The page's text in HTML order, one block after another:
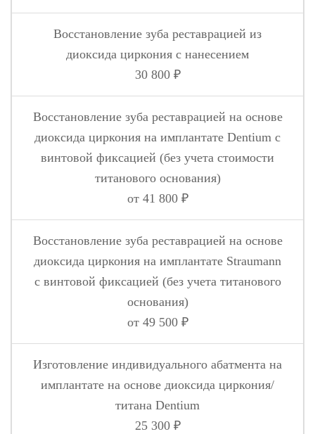
Восстановление зуба реставрацией из
диоксида циркония с нанесением
30 800 ₽
Восстановление зуба реставрацией на основе
диоксида циркония на имплантате Dentium с
винтовой фиксацией (без учета стоимости
титанового основания)
от 41 800 ₽
Восстановление зуба реставрацией на основе
диоксида циркония на имплантате Straumann
с винтовой фиксацией (без учета титанового
основания)
от 49 500 ₽
Изготовление индивидуального абатмента на
имплантате на основе диоксида циркония/
титана Dentium
25 300 ₽